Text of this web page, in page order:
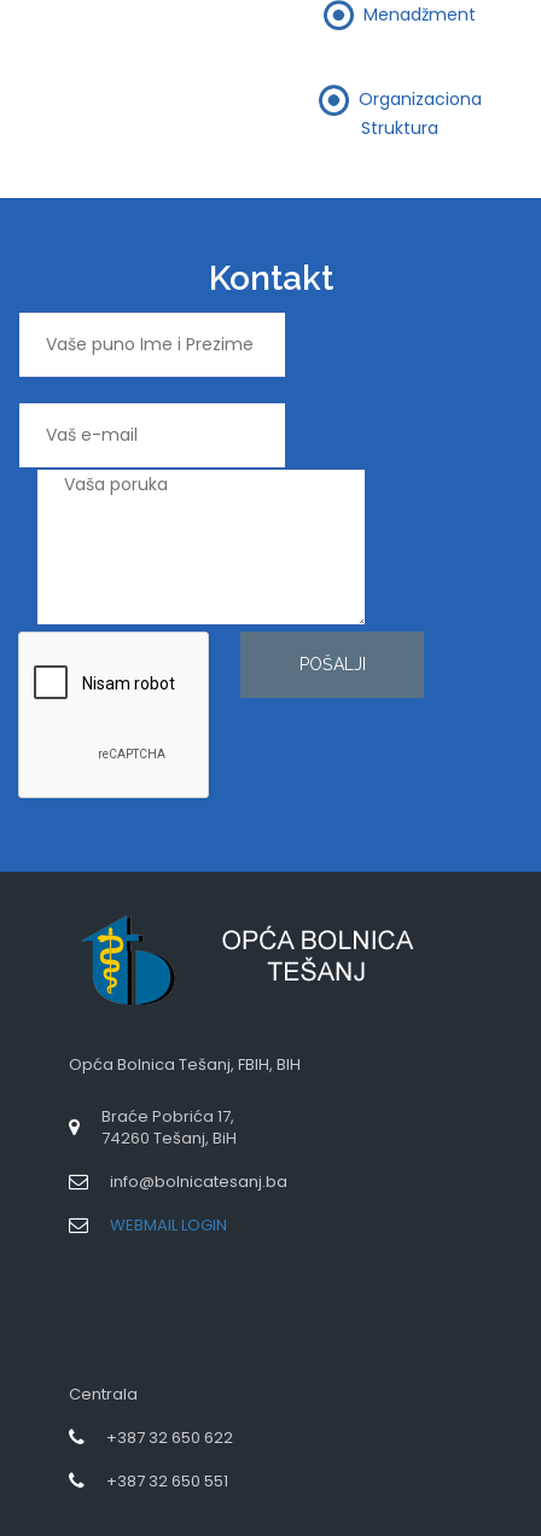
Menadžment
Organizaciona
Struktura
Kontakt
POŠALJI
Opća Bolnica Tešanj, FBIH, BIH
Braće Pobrića 17,
74260 Tešanj, BiH
info@bolnicatesanj.ba
WEBMAIL LOGIN
Centrala
+387 32 650 622
+387 32 650 551